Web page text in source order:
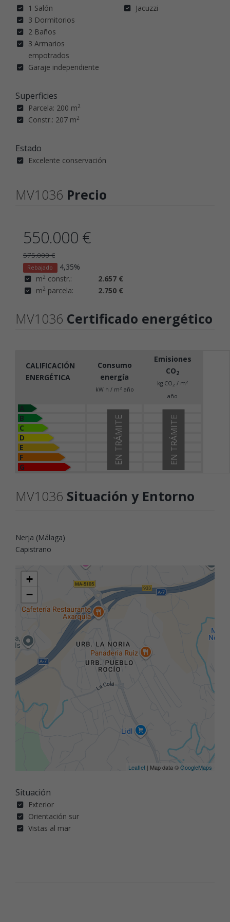
1 Salón
3 Dormitorios
2 Baños
3 Armarios
empotrados
Garaje independiente
Superficies
Parcela: 200 m2
Constr.: 207 m2
Estado
Excelente conservación
Jacuzzi
MV1036 Precio
550.000 €
575.000 €
Rebajado
4,35%
m2 constr.:
2.657 €
m2 parcela: 2.750 €
MV1036 Certificado energético
CALIFICACIÓN
ENERGÉTICA
Consumo
energía
kW h / m2 año
Emisiones
CO2
kg CO2 / m2
año
B
C
D
E
F
G
EN TRÁMITE
EN TRÁMITE
MV1036 Situación y Entorno
Nerja (Málaga)
Capistrano
+
−
Leaflet | Map data ©GoogleMaps
Situación
Exterior
Orientación sur
Vistas al mar